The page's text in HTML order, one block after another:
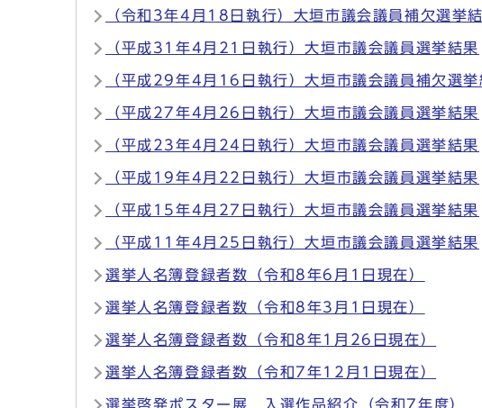
（令和3年4月18日執行）大垣市議会議員補欠選挙
（平成31年4月21日執行）大垣市議会議員選挙結果
（平成29年4月16日執行）大垣市議会議員補欠選挙
（平成27年4月26日執行）大垣市議会議員選挙結果
（平成23年4月24日執行）大垣市議会議員選挙結果
（平成19年4月22日執行）大垣市議会議員選挙結果
（平成15年4月27日執行）大垣市議会議員選挙結果
（平成11年4月25日執行）大垣市議会議員選挙結果
選挙人名簿登録者数（令和8年6月1日現在）
選挙人名簿登録者数（令和8年3月1日現在）
選挙人名簿登録者数（令和8年1月26日現在）
選挙人名簿登録者数（令和7年12月1日現在）
選挙啓発ポスター展 入選作品紹介（令和7年度）